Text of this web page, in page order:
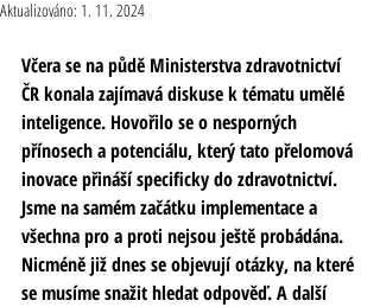
Aktualizováno: 1. 11. 2024
Včera se na půdě Ministerstva zdravotnictví
ČR konala zajímavá diskuse k tématu umělé
inteligence. Hovořilo se o nesporných
přínosech a potenciálu, který tato přelomová
inovace přináší specificky do zdravotnictví.
Jsme na samém začátku implementace a
všechna pro a proti nejsou ještě probádána.
Nicméně již dnes se objevují otázky, na které
se musíme snažit hledat odpověď. A další